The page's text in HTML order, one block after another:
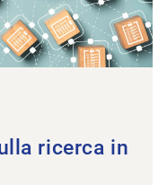
ricerca in